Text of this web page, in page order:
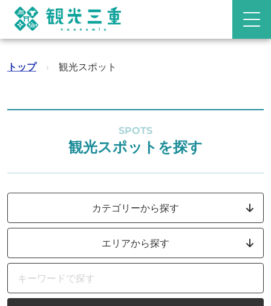
トップ › 観光スポット
SPOTS
観光スポットを探す
カテゴリーから探す
エリアから探す